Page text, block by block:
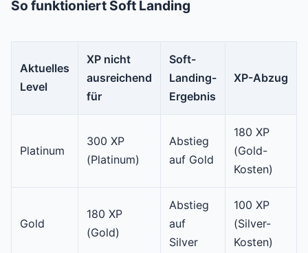
So funktioniert Soft Landing
Aktuelles
Level
XP nicht
ausreichend
für
Soft-
Landing-
Ergebnis
XP-Abzug
Platinum
300 XP
(Platinum)
Abstieg
auf Gold
180 XP
(Gold-
Kosten)
Gold
180 XP
(Gold)
Abstieg
auf
Silver
100 XP
(Silver-
Kosten)